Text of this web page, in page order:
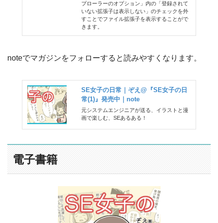
プローラーのオプション」内の「登録されて
いない拡張子は表示しない」のチェックを外
すことでファイル拡張子を表示することがで
きます。
noteでマガジンをフォローすると読みやすくなります。
SE女子の日常｜ぞえ@『SE女子の日
常(1)』発売中｜note
元システムエンジニアが送る、イラストと漫
画で楽しむ、SEあるある！
電子書籍